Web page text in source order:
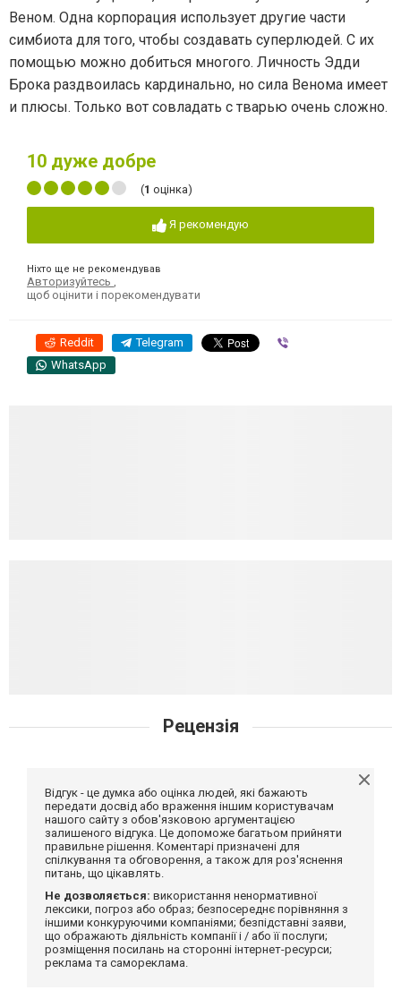
Веном. Одна корпорация использует другие части
симбиота для того, чтобы создавать суперлюдей. С их
помощью можно добиться многого. Личность Эдди
Брока раздвоилась кардинально, но сила Венома имеет
и плюсы. Только вот совладать с тварью очень сложно.
10 дуже добре
(1 оцінка)
Я рекомендую
Ніхто ще не рекомендував
Авторизуйтесь
щоб оцінити і порекомендувати
Reddit Telegram
WhatsApp
Рецензія
Відгук - це думка або оцінка людей, які бажають
передати досвід або враження іншим користувачам
нашого сайту з обов'язковою аргументацією
залишеного відгука. Це допоможе багатьом прийняти
правильне рішення. Коментарі призначені для
спілкування та обговорення, а також для роз'яснення
питань, що цікавлять.
Не дозволяється: використання ненормативної
лексики, погроз або образ; безпосереднє порівняння з
іншими конкуруючими компаніями; безпідставні заяви,
що ображають діяльність компанії і / або її послуги;
розміщення посилань на сторонні інтернет-ресурси;
реклама та самореклама.